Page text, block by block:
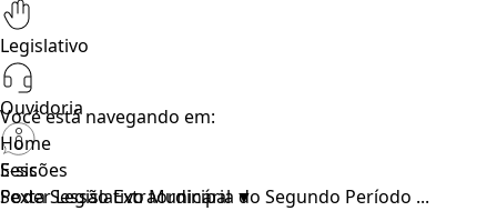
Legislativo
Ouvidoria
E-sic
Poder Legislativo Municipal ▼
Você está navegando em:
Home
Sessões
Sexta Sessão Extraordinária do Segundo Período ...